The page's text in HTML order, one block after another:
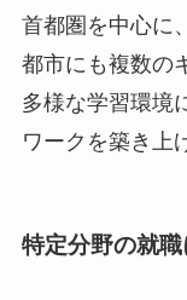
首都圏を中心に
都市にも複数の
多様な学習環境
ワークを築き上
特定分野の就